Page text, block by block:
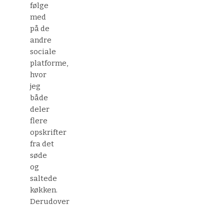
følge
med
på de
andre
sociale
platforme,
hvor
jeg
både
deler
flere
opskrifter
fra det
søde
og
saltede
køkken.
Derudover